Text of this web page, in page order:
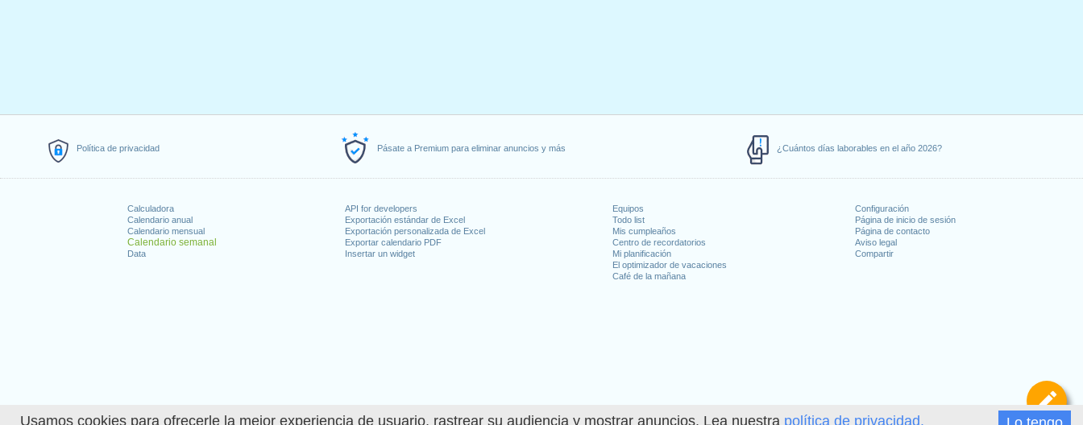
Usamos cookies para ofrecerle la mejor experiencia de usuario, rastrear su audiencia y mostrar anuncios. Lea nuestra política de privacidad.
Política de privacidad Pásate a Premium para eliminar anuncios y más ¿Cuántos días laborables en el año 2026?
Calculadora
Calendario anual
Calendario mensual
Calendario semanal
Data
API for developers
Exportación estándar de Excel
Exportación personalizada de Excel
Exportar calendario PDF
Insertar un widget
Equipos
Todo list
Mis cumpleaños
Centro de recordatorios
Mi planificación
El optimizador de vacaciones
Café de la mañana
Configuración
Página de inicio de sesión
Página de contacto
Aviso legal
Compartir